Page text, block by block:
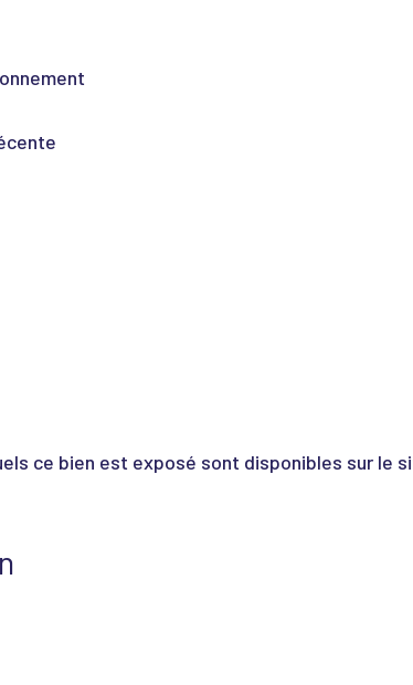
ce bien est exposé sont disponibles sur le